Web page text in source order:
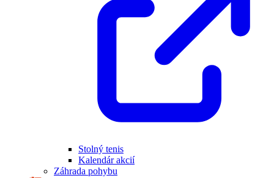
Stolný tenis
Kalendár akcií
Záhrada pohybu